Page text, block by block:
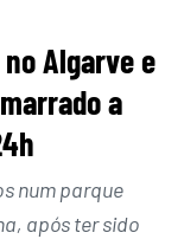
Algarve e
a
num parque
após ter sido